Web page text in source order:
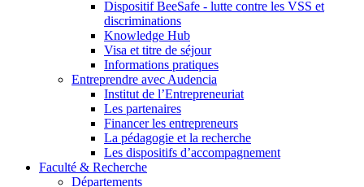
Dispositif BeeSafe - lutte contre les VSS et
discriminations
Knowledge Hub
Visa et titre de séjour
Informations pratiques
Entreprendre avec Audencia
Institut de l’Entrepreneuriat
Les partenaires
Financer les entrepreneurs
La pédagogie et la recherche
Les dispositifs d’accompagnement
Faculté & Recherche
Départements